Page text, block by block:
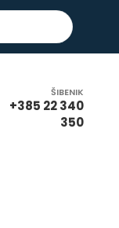
ŠIBENIK
+385 22 340
350